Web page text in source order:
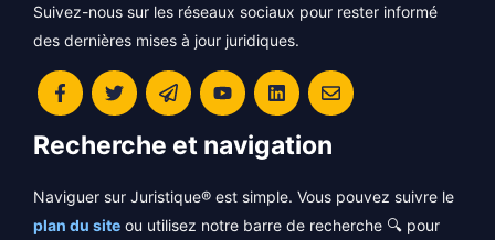
Suivez-nous sur les réseaux sociaux pour rester informé
des dernières mises à jour juridiques.
Recherche et navigation
Naviguer sur Juristique® est simple. Vous pouvez suivre le
plan du site ou utilisez notre barre de recherche 🔍 pour